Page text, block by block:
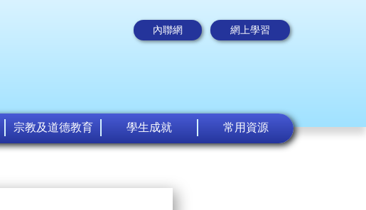
內聯網 網上學習
宗教及道德教育 學生成就 常用資源